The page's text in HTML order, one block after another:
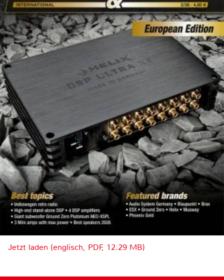
Jetzt laden (englisch, PDF, 12.29 MB)